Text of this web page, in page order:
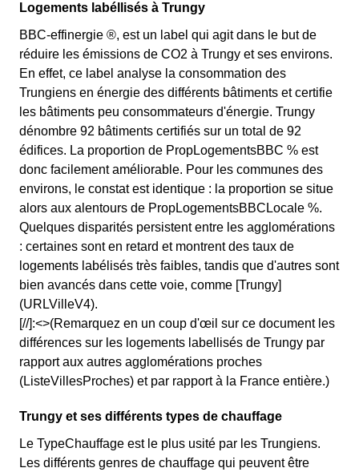
Logements labéllisés à Trungy
BBC-effinergie ®, est un label qui agit dans le but de
réduire les émissions de CO2 à Trungy et ses environs.
En effet, ce label analyse la consommation des
Trungiens en énergie des différents bâtiments et certifie
les bâtiments peu consommateurs d'énergie. Trungy
dénombre 92 bâtiments certifiés sur un total de 92
édifices. La proportion de PropLogementsBBC % est
donc facilement améliorable. Pour les communes des
environs, le constat est identique : la proportion se situe
alors aux alentours de PropLogementsBBCLocale %.
Quelques disparités persistent entre les agglomérations
: certaines sont en retard et montrent des taux de
logements labélisés très faibles, tandis que d'autres sont
bien avancés dans cette voie, comme [Trungy]
(URLVilleV4).
[//]:<>(Remarquez en un coup d'œil sur ce document les
différences sur les logements labellisés de Trungy par
rapport aux autres agglomérations proches
(ListeVillesProches) et par rapport à la France entière.)
Trungy et ses différents types de chauffage
Le TypeChauffage est le plus usité par les Trungiens.
Les différents genres de chauffage qui peuvent être